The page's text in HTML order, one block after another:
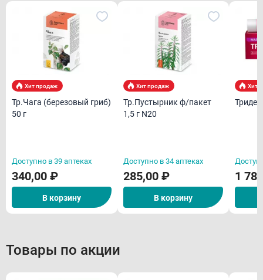
Хит продаж
Тр.Чага (березовый гриб)
50 г
Доступно в 39 аптеках
340,00 ₽
В корзину
Хит продаж
Тр.Пустырник ф/пакет
1,5 г N20
Доступно в 34 аптеках
285,00 ₽
В корзину
Хит
1
Товары по акции